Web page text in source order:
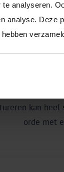
analyseren.
analyse. Deze
kan
orde met